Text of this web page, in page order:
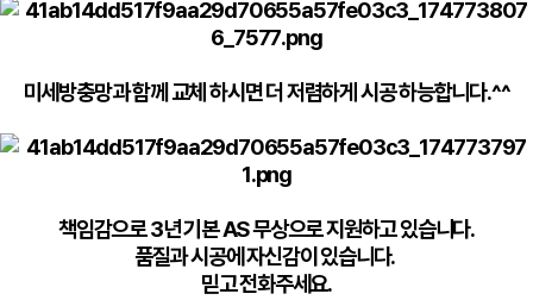
미세방충망과 함께 교체 하시면 더 저렴하게 시공 하능합니다.^^
책임감으로 3년 기본 AS 무상으로 지원하고 있습니다.
품질과 시공에 자신감이 있습니다.
믿고 전화주세요.